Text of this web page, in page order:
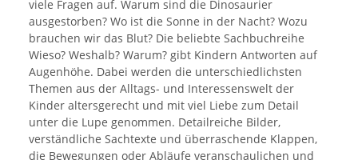
viele Fragen auf. Warum sind die Dinosaurier
ausgestorben? Wo ist die Sonne in der Nacht? Wozu
brauchen wir das Blut? Die beliebte Sachbuchreihe
Wieso? Weshalb? Warum? gibt Kindern Antworten auf
Augenhöhe. Dabei werden die unterschiedlichsten
Themen aus der Alltags- und Interessenswelt der
Kinder altersgerecht und mit viel Liebe zum Detail
unter die Lupe genommen. Detailreiche Bilder,
verständliche Sachtexte und überraschende Klappen,
die Bewegungen oder Abläufe veranschaulichen und